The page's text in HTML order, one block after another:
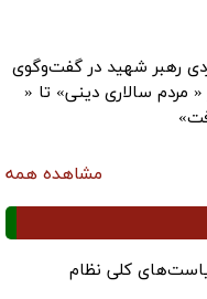
رهبر شهید در گفت‌وگوی
« مردم سالاری دینی» تا «
مشاهده همه
کلی نظام